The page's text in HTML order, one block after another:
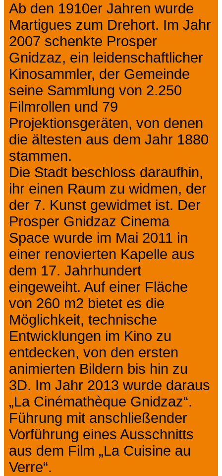
Ab den 1910er Jahren wurde
Martigues zum Drehort. Im Jahr
2007 schenkte Prosper
Gnidzaz, ein leidenschaftlicher
Kinosammler, der Gemeinde
seine Sammlung von 2.250
Filmrollen und 79
Projektionsgeräten, von denen
die ältesten aus dem Jahr 1880
stammen.
Die Stadt beschloss daraufhin,
ihr einen Raum zu widmen, der
der 7. Kunst gewidmet ist. Der
Prosper Gnidzaz Cinema
Space wurde im Mai 2011 in
einer renovierten Kapelle aus
dem 17. Jahrhundert
eingeweiht. Auf einer Fläche
von 260 m2 bietet es die
Möglichkeit, technische
Entwicklungen im Kino zu
entdecken, von den ersten
animierten Bildern bis hin zu
3D. Im Jahr 2013 wurde daraus
„La Cinémathèque Gnidzaz“.
Führung mit anschließender
Vorführung eines Ausschnitts
aus dem Film „La Cuisine au
Verre“.